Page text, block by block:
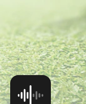
0:00